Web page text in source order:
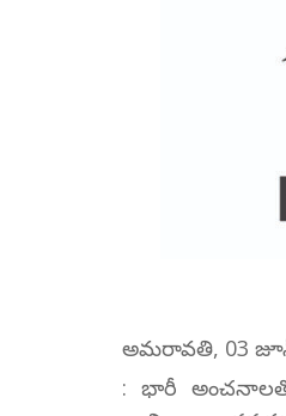
అమరావతి, 03
: భారీ అంచనాలతో